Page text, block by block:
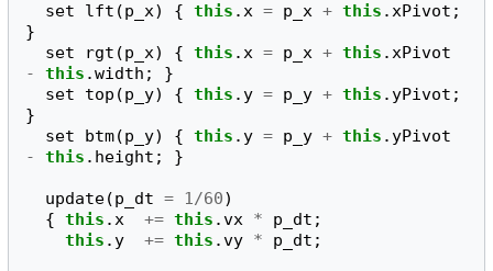
set lft (p_x) { this .x = p_x + this .xPivot ;
}
set
rgt (p_x) { this .x = p_x + this .xPivot
-
this .width ;
}
set
top (p_y) { this . y = p_y + this . yPivot ;
}
set
btm(p_y) { this . y = p_y + this . yPivot
-
this . height ; }
update(p_dt = 1/60)
{ this .x += this .vx * p_dt ;
this . y += this .vy * p_dt ;